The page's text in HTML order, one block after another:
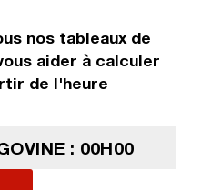
nos tableaux de
aider à calculer
de l'heure
: 00H00